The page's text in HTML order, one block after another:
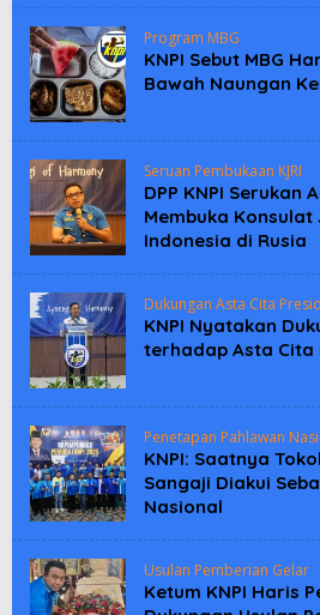
Program MBG
KNPI Sebut MBG
Bawah Naungan
Seruan Pembukaan KJRI
DPP KNPI Serukan
Membuka
Indonesia di Rusia
Dukungan Asta Cita
KNPI Nyatakan
terhadap Asta Cita
Penetapan Pahlawan
KNPI: Saatnya
Sangaji Diakui
Nasional
Usulan Pemberian Gelar
Ketum KNPI Haris